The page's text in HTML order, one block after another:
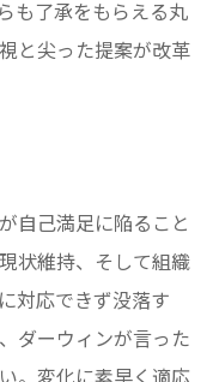
も了承をもらえる丸
と尖った提案が改革
自己満足に陥ること
状維持、そして組織
対応できず没落す
ダーウィンが言った